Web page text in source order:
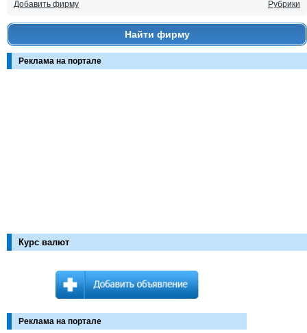
Добавить фирму Рубрики
Найти фирму
Реклама на портале
Курс валют
Реклама на портале